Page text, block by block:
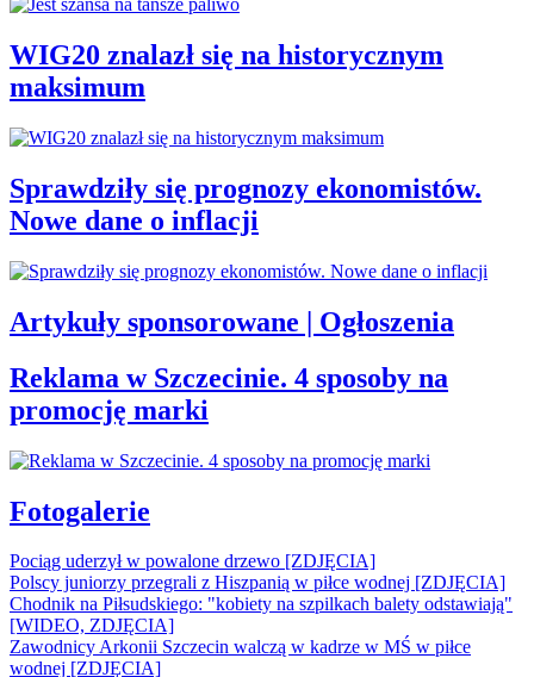
WIG20 znalazł się na historycznym
maksimum
Sprawdziły się prognozy ekonomistów.
Nowe dane o inflacji
Artykuły sponsorowane | Ogłoszenia
Reklama w Szczecinie. 4 sposoby na
promocję marki
Fotogalerie
Pociąg uderzył w powalone drzewo [ZDJĘCIA]
Polscy juniorzy przegrali z Hiszpanią w piłce wodnej [ZDJĘCIA]
Chodnik na Piłsudskiego: "kobiety na szpilkach balety odstawiają"
[WIDEO, ZDJĘCIA]
Zawodnicy Arkonii Szczecin walczą w kadrze w MŚ w piłce
wodnej [ZDJĘCIA]